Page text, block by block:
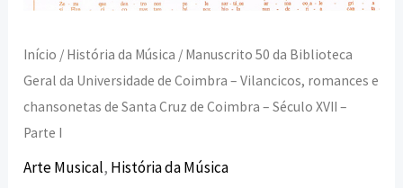
Início / História da Música / Manuscrito 50 da Biblioteca
Geral da Universidade de Coimbra – Vilancicos, romances e
chansonetas de Santa Cruz de Coimbra – Século XVII –
Parte I
Arte Musical, História da Música
de
Coimbra
-
Século
XVII